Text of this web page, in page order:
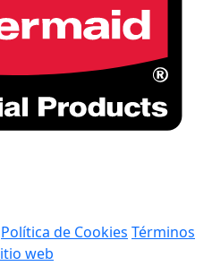
Política de Cookies Términos
web